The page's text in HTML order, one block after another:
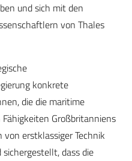
und sich mit den
von Thales
konkrete
die die maritime
Großbritanniens
erstklassiger Technik
dass die